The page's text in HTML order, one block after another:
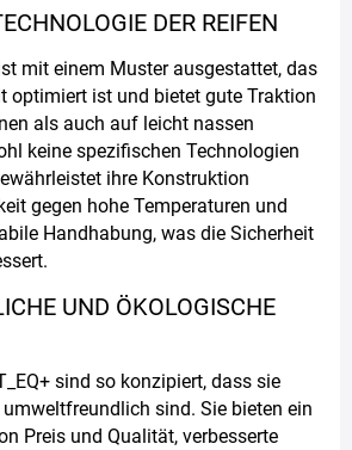
DER REIFEN
ist mit einem Muster ausgestattet, das
optimiert ist und bietet gute Traktion
als auch auf leicht nassen
keine spezifischen Technologien
ihre Konstruktion
gegen hohe Temperaturen und
Handhabung, was die Sicherheit
UND ÖKOLOGISCHE
sind so konzipiert, dass sie
sind. Sie bieten ein
Preis und Qualität, verbesserte